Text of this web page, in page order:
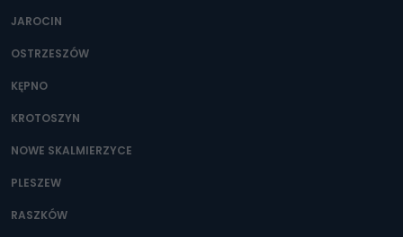
JAROCIN
OSTRZESZÓW
KĘPNO
KROTOSZYN
NOWE SKALMIERZYCE
PLESZEW
RASZKÓW